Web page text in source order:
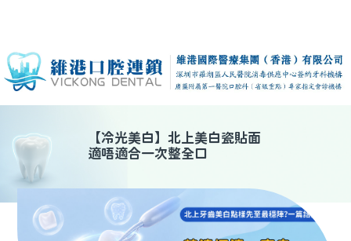
【冷光美白】 北上美白瓷貼面
適唔適合一次整全口